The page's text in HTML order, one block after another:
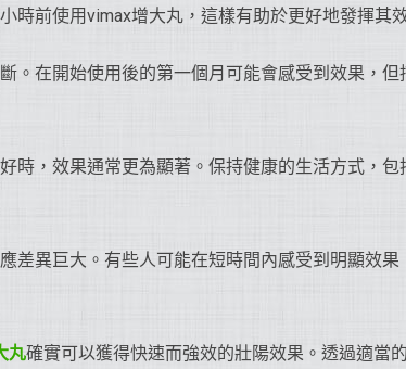
時前使用vimax增大丸，這樣有助於更好地發揮其
。在開始使用後的第一個月可能會感受到效果，
時，效果通常更為顯著。保持健康的生活方式，
差異巨大。有些人可能在短時間內感受到明顯效果
丸確實可以獲得快速而強效的壯陽效果。透過適當